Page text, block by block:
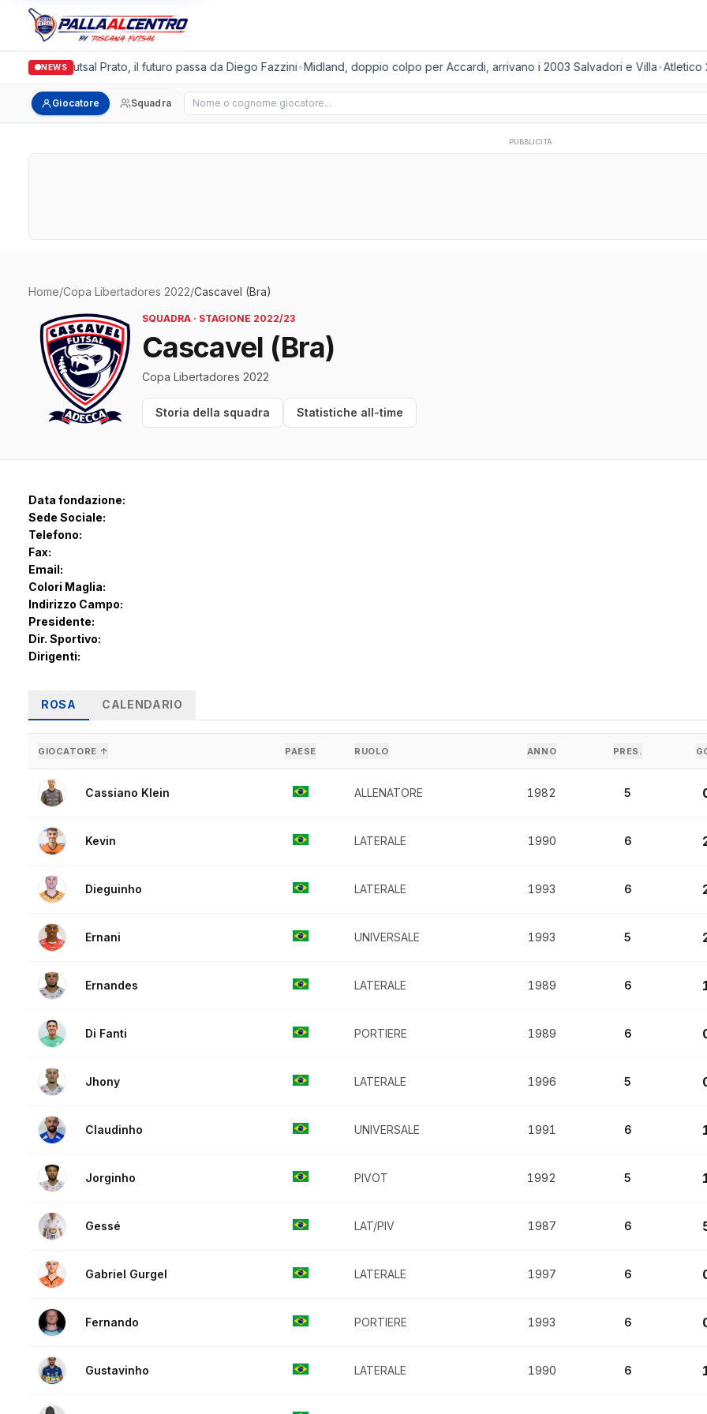
NEWS
Italgronda Futsal Prato, il futuro passa da Diego Fazzini•Midland, doppio colpo per Accardi, arrivano i 2003 Salvadori e Villa•Atletico
Giocatore Squadra Cerca giocatore
PUBBLICITÀ
Home/Copa Libertadores 2022/Cascavel (Bra)
SQUADRA · STAGIONE 2022/23
Cascavel (Bra)
Copa Libertadores 2022
Storia della squadra Statistiche all-time
Data fondazione:
Sede Sociale:
Telefono:
Fax:
Email:
Colori Maglia:
Indirizzo Campo:
Presidente:
Dir. Sportivo:
Dirigenti:
ROSA CALENDARIO
GIOCATORE ↑ PAESE RUOLO ANNO PRES.
Cassiano Klein ALLENATORE 1982 5
Kevin LATERALE 1990 6
Dieguinho LATERALE 1993 6
Ernani UNIVERSALE 1993 5
Ernandes LATERALE 1989 6
Di Fanti PORTIERE 1989 6
Jhony LATERALE 1996 5
Claudinho UNIVERSALE 1991 6
Jorginho PIVOT 1992 5
Gessé LAT/PIV 1987 6
Gabriel Gurgel LATERALE 1997 6
Fernando PORTIERE 1993 6
Gustavinho LATERALE 1990 6